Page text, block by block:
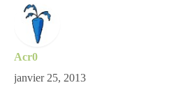
Acr0
janvier 25, 2013